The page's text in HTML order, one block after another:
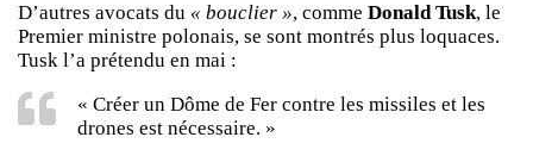
D’autres avocats du « bouclier », comme Donald Tusk, le
Premier ministre polonais, se sont montrés plus loquaces.
Tusk l’a prétendu en mai :
« Créer un Dôme de Fer contre les missiles et les
drones est nécessaire. »